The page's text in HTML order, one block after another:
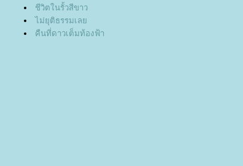
ชีวิตในรั้วสีขาว
ไม่ยุติธรรมเล
คืนที่ดาวเต็มท้องฟ้า